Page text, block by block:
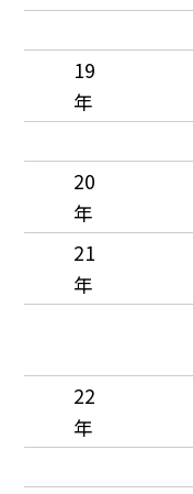
19
年
20
年
21
年
22
年